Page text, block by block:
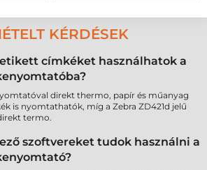
KÉRDÉSEK
címkéket használhatok a
direkt thermo, papír és műanyag
is nyomtathatók, míg a Zebra ZD421d jelű
termo.
szoftvereket tudok használni a